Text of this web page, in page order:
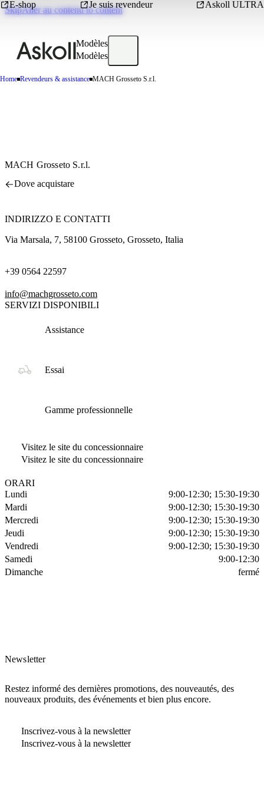
SkipAller au contenu to content
E-shop Je suis revendeur Askoll ULTRA
Modèles
Modèles
Home Revendeurs & assistance MACH Grosseto S.r.l.
MACH Grosseto S.r.l.
Dove acquistare
INDIRIZZO E CONTATTI
Via Marsala, 7, 58100 Grosseto, Grosseto, Italia
+39 0564 22597
info@machgrosseto.com
SERVIZI DISPONIBILI
Assistance
Essai
Gamme professionnelle
Visitez le site du concessionnaire
Visitez le site du concessionnaire
ORARI
Lundi
9:00-12:30; 15:30-19:30
Mardi
9:00-12:30; 15:30-19:30
Mercredi
9:00-12:30; 15:30-19:30
Jeudi
9:00-12:30; 15:30-19:30
Vendredi
9:00-12:30; 15:30-19:30
Samedi
9:00-12:30
Dimanche
fermé
Newsletter
Restez informé des dernières promotions, des nouveautés, des
nouveaux produits, des événements et bien plus encore.
Inscrivez-vous à la newsletter
Inscrivez-vous à la newsletter